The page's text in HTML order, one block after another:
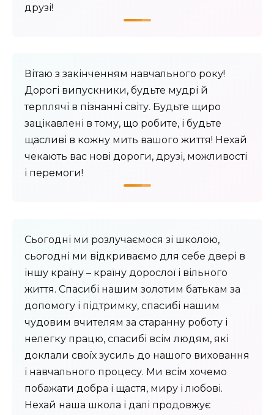
друзі!
Вітаю з закінченням навчального року!
Дорогі випускники, будьте мудрі й
терплячі в пізнанні світу. Будьте щиро
зацікавлені в тому, що робите, і будьте
щасливі в кожну мить вашого життя! Нехай
чекають вас нові дороги, друзі, можливості
і перемоги!
Сьогодні ми розлучаємося зі школою,
сьогодні ми відкриваємо для себе двері в
іншу країну – країну дорослої і вільного
життя. Спасибі нашим золотим батькам за
допомогу і підтримку, спасибі нашим
чудовим вчителям за старанну роботу і
нелегку працю, спасибі всім людям, які
доклали своїх зусиль до нашого виховання
і навчального процесу. Ми всім хочемо
побажати добра і щастя, миру і любові.
Нехай наша школа і далі продовжує